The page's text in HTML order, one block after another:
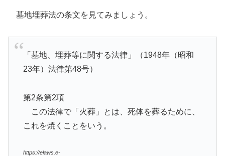
墓地埋葬法の条文を見てみましょう。
「墓地、埋葬等に関する法律」（1948年（昭和
23年）法律第48号）
第2条第2項
この法律で「火葬」とは、死体を葬るために、
これを焼くことをいう。
https://elaws.e-